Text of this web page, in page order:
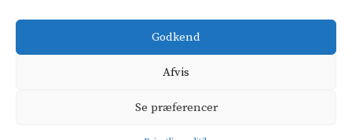
Godkend
Afvis
Se præferencer
info@lakeside.dk